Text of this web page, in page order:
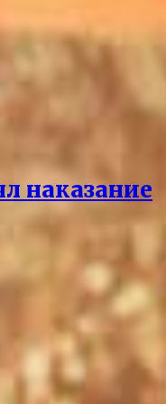
наказание